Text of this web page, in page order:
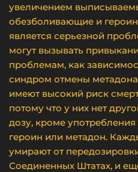
увеличением
обезболивающие и
является серьезной
могут вызывать
проблемам, как
синдром отмены
имеют высокий риск
потому что у них нет
дозу, кроме употребления
героин или метадон.
умирают от
Соединенных Штатах, и